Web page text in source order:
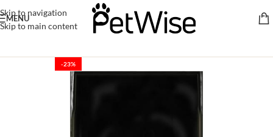
Skip to navigation
Skip to main content
MENU
-23%